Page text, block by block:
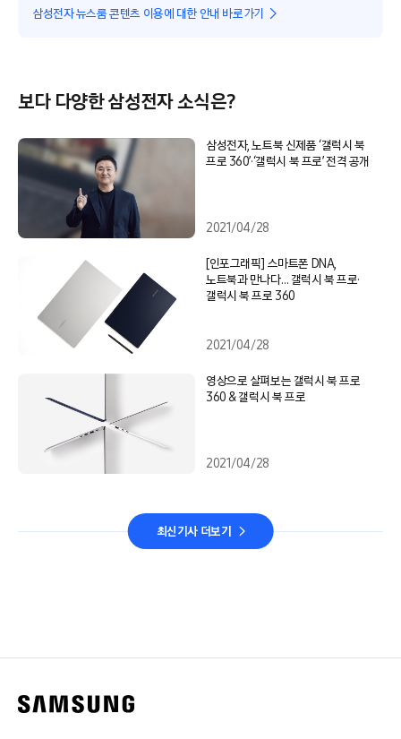
삼성전자 뉴스룸 콘텐츠 이용에 대한 안내 바로가기
보다 다양한 삼성전자 소식은?
삼성전자, 노트북 신제품 ‘갤럭시 북
프로 360’·‘갤럭시 북 프로’ 전격 공개
2021/04/28
[인포그래픽] 스마트폰 DNA,
노트북과 만나다… 갤럭시 북 프로·
갤럭시 북 프로 360
2021/04/28
영상으로 살펴보는 갤럭시 북 프로
360 & 갤럭시 북 프로
2021/04/28
최신기사 더보기